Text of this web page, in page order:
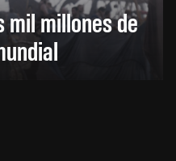
mil millones de